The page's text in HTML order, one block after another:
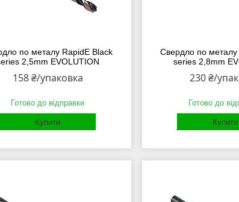
по металу RapidE Black
2,5mm EVOLUTION
158 ₴/упаковка
Готово до відправки
Купити
Свердло по
series 2,8mm
230 ₴/
Готово до
Купити